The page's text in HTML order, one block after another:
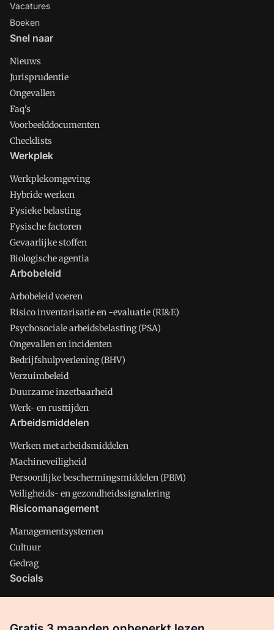
Vacatures
Boeken
Snel naar
Nieuws
Jurisprudentie
Ongevallen
Faq's
Voorbeelddocumenten
Checklists
Werkplek
Werkplekomgeving
Hybride werken
Fysieke belasting
Fysische factoren
Gevaarlijke stoffen
Biologische agentia
Arbobeleid
Arbobeleid voeren
Risico inventarisatie en -evaluatie (RI&E)
Psychosociale arbeidsbelasting (PSA)
Ongevallen en incidenten
Bedrijfshulpverlening (BHV)
Verzuimbeleid
Duurzame inzetbaarheid
Werk- en rusttijden
Arbeidsmiddelen
Werken met arbeidsmiddelen
Machineveiligheid
Persoonlijke beschermingsmiddelen (PBM)
Veiligheids- en gezondheidssignalering
Risicomanagement
Managementsystemen
Cultuur
Gedrag
Socials